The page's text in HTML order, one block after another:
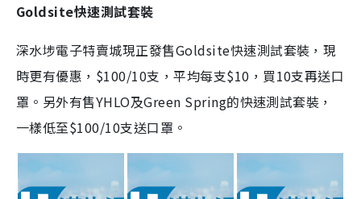
Goldsite快速測試套裝
深水埗電子特賣城現正發售Goldsite快速測試套裝，現
時更有優惠，$100/10支，平均每支$10，買10支再送口
罩。另外有售YHLO及Green Spring的快速測試套裝，
一樣低至$100/10支送口罩。